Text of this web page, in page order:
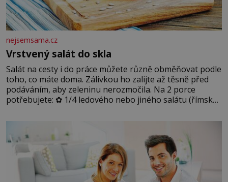
nejsemsama.cz
Vrstvený salát do skla
Salát na cesty i do práce můžete různě obměňovat podle
toho, co máte doma. Zálivkou ho zalijte až těsně před
podáváním, aby zeleninu nerozmočila. Na 2 porce
potřebujete: ✿ 1/4 ledového nebo jiného salátu (římský
okurky ✿ 2 rajčata Zálivka: ✿ 4 lžíce olivového oleje ✿ 1
lžíci citronové šťávy ✿ ½ stroužku